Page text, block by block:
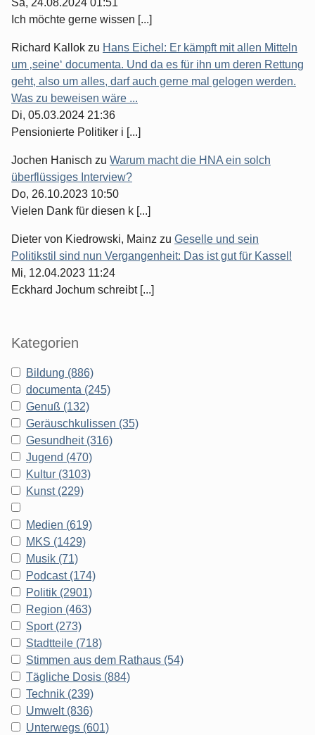
Sa, 24.08.2024 01:51
Ich möchte gerne wissen [...]
Richard Kallok zu Hans Eichel: Er kämpft mit allen Mitteln
um ‚seine‘ documenta. Und da es für ihn um deren Rettung
geht, also um alles, darf auch gerne mal gelogen werden.
Was zu beweisen wäre ...
Di, 05.03.2024 21:36
Pensionierte Politiker i [...]
Jochen Hanisch zu Warum macht die HNA ein solch
überflüssiges Interview?
Do, 26.10.2023 10:50
Vielen Dank für diesen k [...]
Dieter von Kiedrowski, Mainz zu Geselle und sein
Politikstil sind nun Vergangenheit: Das ist gut für Kassel!
Mi, 12.04.2023 11:24
Eckhard Jochum schreibt [...]
Kategorien
Bildung (886)
documenta (245)
Genuß (132)
Geräuschkulissen (35)
Gesundheit (316)
Jugend (470)
Kultur (3103)
Kunst (229)
Medien (619)
MKS (1429)
Musik (71)
Podcast (174)
Politik (2901)
Region (463)
Sport (273)
Stadtteile (718)
Stimmen aus dem Rathaus (54)
Tägliche Dosis (884)
Technik (239)
Umwelt (836)
Unterwegs (601)